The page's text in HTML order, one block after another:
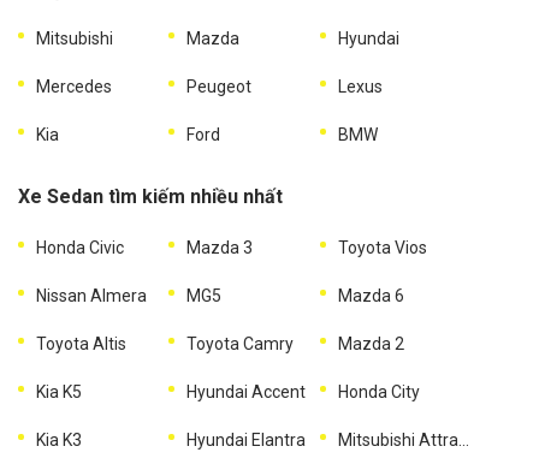
Mitsubishi Mazda Hyundai
Mercedes Peugeot Lexus
Kia Ford BMW
Xe Sedan tìm kiếm nhiều nhất
Honda Civic Mazda 3 Toyota Vios
Nissan Almera MG5 Mazda 6
Toyota Altis Toyota Camry Mazda 2
Kia K5 Hyundai Accent Honda City
Kia K3 Hyundai Elantra Mitsubishi Attrage